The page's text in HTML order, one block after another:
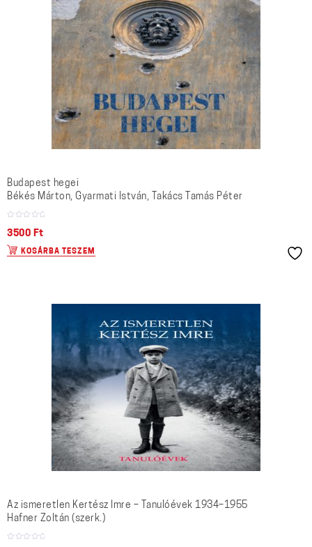
Budapest hegei
Békés Márton, Gyarmati István, Takács Tamás Péter
3500 Ft
KOSÁRBA TESZEM
Az ismeretlen Kertész Imre – Tanulóévek 1934–1955
Hafner Zoltán (szerk.)